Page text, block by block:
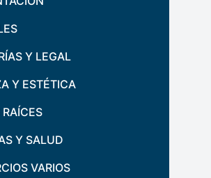
Y LEGAL
Y ESTÉTICA
RAÍCES
Y SALUD
VARIOS